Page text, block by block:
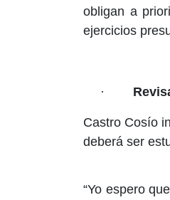
obligan a
ejercicios
·
Castro Cosío
deberá ser
“Yo espero